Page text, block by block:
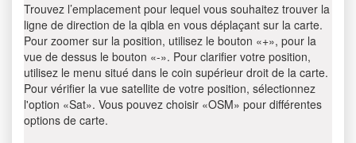
Trouvez l’emplacement pour lequel vous souhaitez trouver la
ligne de direction de la qibla en vous déplaçant sur la carte.
Pour zoomer sur la position, utilisez le bouton «+», pour la
vue de dessus le bouton «-». Pour clarifier votre position,
utilisez le menu situé dans le coin supérieur droit de la carte.
Pour vérifier la vue satellite de votre position, sélectionnez
l'option «Sat». Vous pouvez choisir «OSM» pour différentes
options de carte.